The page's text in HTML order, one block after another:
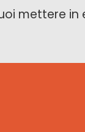
mettere in